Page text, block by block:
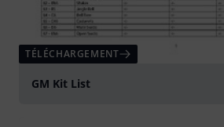
TÉLÉCHARGEMENT
GM Kit List